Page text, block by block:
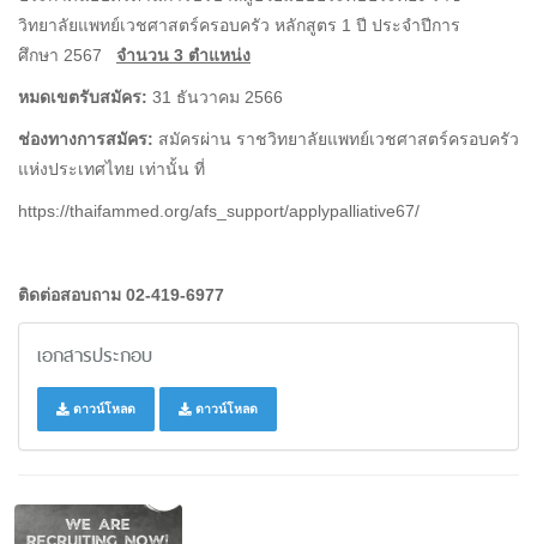
วิทยาลัยแพทย์เวชศาสตร์ครอบครัว หลักสูตร 1 ปี ประจำปีการ
ศึกษา 2567 จำนวน 3 ตำแหน่ง
หมดเขตรับสมัคร: 31 ธันวาคม 2566
ช่องทางการสมัคร: สมัครผ่าน ราชวิทยาลัยแพทย์เวชศาสตร์ครอบครัว
แห่งประเทศไทย เท่านั้น ที่
https://thaifammed.org/afs_support/applypalliative67/
ติดต่อสอบถาม 02-419-6977
เอกสารประกอบ
ดาวน์โหลด ดาวน์โหลด